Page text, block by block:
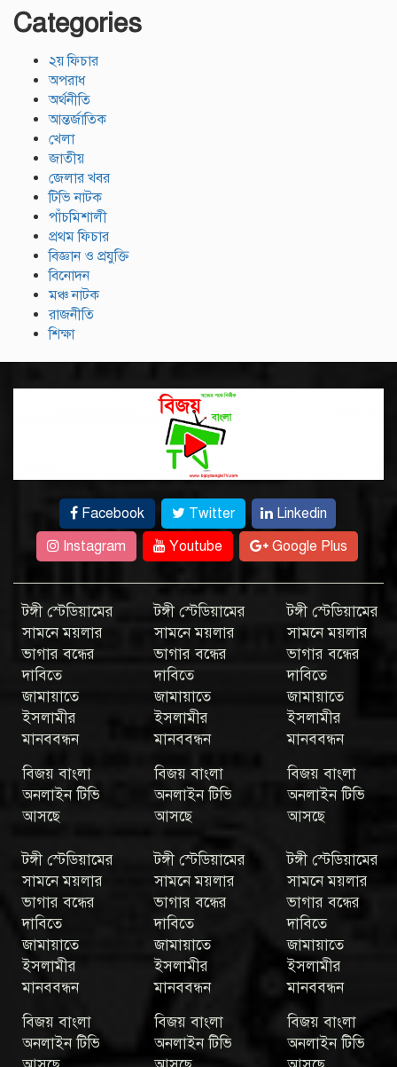
Categories
২য় ফিচার
অপরাধ
অর্থনীতি
আন্তর্জাতিক
খেলা
জাতীয়
জেলার খবর
টিভি নাটক
পাঁচমিশালী
প্রথম ফিচার
বিজ্ঞান ও প্রযুক্তি
বিনোদন
মঞ্চ নাটক
রাজনীতি
শিক্ষা
Facebook Twitter
Linkedin
Instagram
Youtube Google Plus
টঙ্গী স্টেডিয়ামের
সামনে ময়লার
ভাগার বন্ধের
দাবিতে
জামায়াতে
ইসলামীর
মানববন্ধন
বিজয় বাংলা
অনলাইন টিভি
আসছে
টঙ্গী স্টেডিয়ামের
সামনে ময়লার
ভাগার বন্ধের
দাবিতে
জামায়াতে
ইসলামীর
মানববন্ধন
বিজয় বাংলা
অনলাইন টিভি
আসছে
টঙ্গী স্টেডিয়ামের
সামনে ময়লার
ভাগার বন্ধের
দাবিতে
জামায়াতে
ইসলামীর
মানববন্ধন
বিজয় বাংলা
অনলাইন টিভি
আসছে
টঙ্গী স্টেডিয়ামের
সামনে ময়লার
ভাগার বন্ধের
দাবিতে
জামায়াতে
ইসলামীর
মানববন্ধন
বিজয় বাংলা
অনলাইন টিভি
টঙ্গী স্টেডিয়ামের
সামনে ময়লার
ভাগার বন্ধের
দাবিতে
জামায়াতে
ইসলামীর
মানববন্ধন
বিজয় বাংলা
অনলাইন টিভি
টঙ্গী স্টেডিয়ামের
সামনে ময়লার
ভাগার বন্ধের
দাবিতে
জামায়াতে
ইসলামীর
মানববন্ধন
বিজয় বাংলা
অনলাইন টিভি